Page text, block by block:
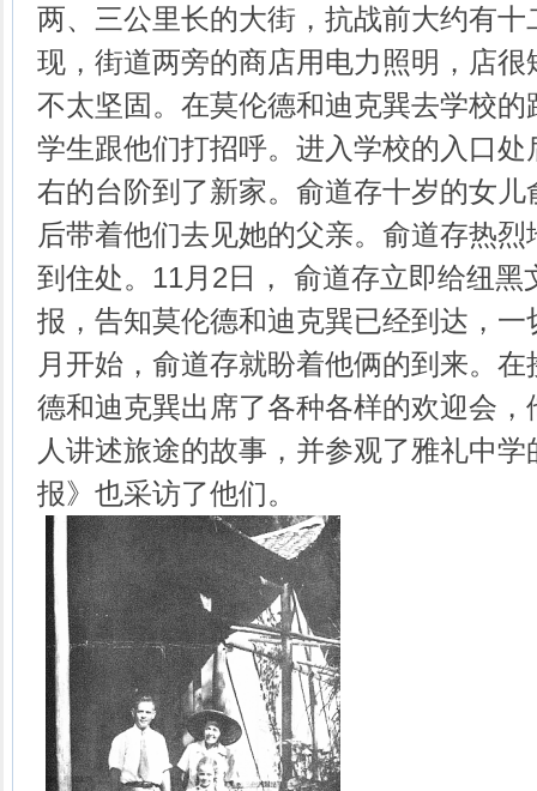
两、三公里长的大街，抗战前大约有
现，街道两旁的商店用电力照明，店
不太坚固。在莫伦德和迪克巽去学校
学生跟他们打招呼。进入学校的入口
右的台阶到了新家。俞道存十岁的女
后带着他们去见她的父亲。俞道存热
到住处。11月2日， 俞道存立即给纽黑
报，告知莫伦德和迪克巽已经到达，
月开始，俞道存就盼着他俩的到来。
德和迪克巽出席了各种各样的欢迎会
人讲述旅途的故事，并参观了雅礼中
报》也采访了他们。